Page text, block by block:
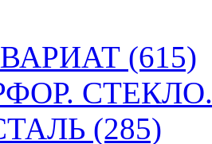
(615)
(285)